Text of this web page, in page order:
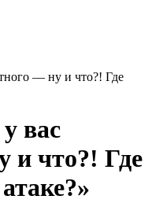
— ну и что?! Где
вас
и что?! Где